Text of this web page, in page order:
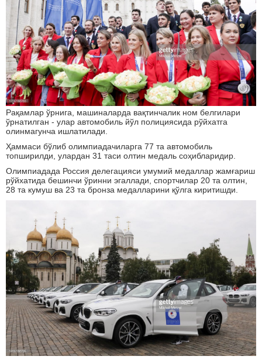
Рақамлар ўрнига, машиналарда вақтинчалик ном белгилари
ўрнатилган - улар автомобиль йўл полициясида рўйхатга
олинмагунча ишлатилади.
Ҳаммаси бўлиб олимпиадачиларга 77 та автомобиль
топширилди, улардан 31 таси олтин медаль соҳибларидир.
Олимпиадада Россия делегацияси умумий медаллар жамғариш
рўйхатида бешинчи ўринни эгаллади, спортчилар 20 та олтин,
28 та кумуш ва 23 та бронза медалларини қўлга киритишди.